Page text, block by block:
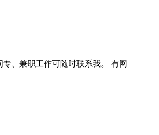
、兼职工作可随时联系我。 有网